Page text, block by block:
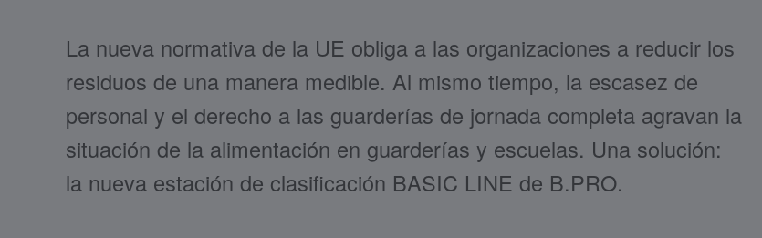
La nueva normativa de la UE obliga a las organizaciones a reducir los
residuos de una manera medible. Al mismo tiempo, la escasez de
personal y el derecho a las guarderías de jornada completa agravan la
situación de la alimentación en guarderías y escuelas. Una solución:
la nueva estación de clasificación BASIC LINE de B.PRO.